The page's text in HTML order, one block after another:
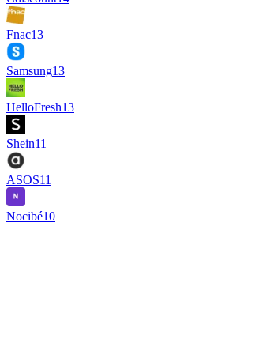
Fnac13
Samsung13
HelloFresh13
Shein11
ASOS11
Nocibé10